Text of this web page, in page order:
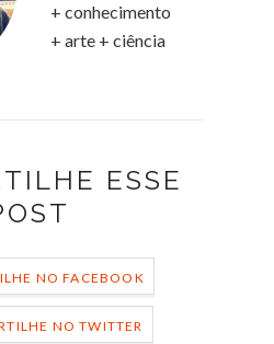
+ conhecimento
+ arte + ciência
ESSE
NO FACEBOOK
NO TWITTER